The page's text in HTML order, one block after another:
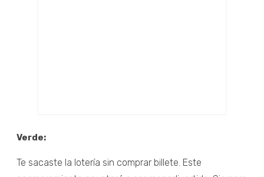
Verde:
Te sacaste la lotería sin comprar billete. Este